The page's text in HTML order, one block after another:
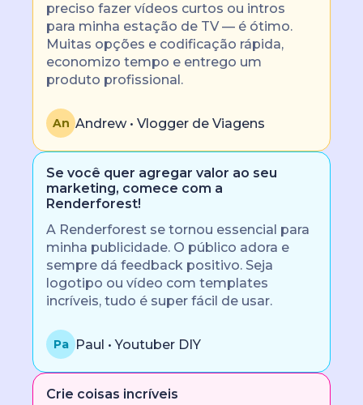
preciso fazer vídeos curtos ou intros
para minha estação de TV — é ótimo.
Muitas opções e codificação rápida,
economizo tempo e entrego um
produto profissional.
An Andrew • Vlogger de Viagens
Se você quer agregar valor ao seu
marketing, comece com a
Renderforest!
A Renderforest se tornou essencial para
minha publicidade. O público adora e
sempre dá feedback positivo. Seja
logotipo ou vídeo com templates
incríveis, tudo é super fácil de usar.
Pa Paul • Youtuber DIY
Crie coisas incríveis